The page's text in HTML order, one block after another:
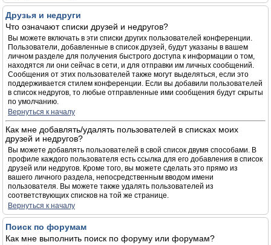
Друзья и недруги
Что означают списки друзей и недругов?
Вы можете включать в эти списки других пользователей конференции.
Пользователи, добавленные в список друзей, будут указаны в вашем
личном разделе для получения быстрого доступа к информации о том,
находятся ли они сейчас в сети, и для отправки им личных сообщений.
Сообщения от этих пользователей также могут выделяться, если это
поддерживается стилем конференции. Если вы добавили пользователей
в список недругов, то любые отправленные ими сообщения будут скрыты
по умолчанию.
Вернуться к началу
Как мне добавлять/удалять пользователей в списках моих
друзей и недругов?
Вы можете добавлять пользователей в свой список двумя способами. В
профиле каждого пользователя есть ссылка для его добавления в список
друзей или недругов. Кроме того, вы можете сделать это прямо из
вашего личного раздела, непосредственным вводом имени
пользователя. Вы можете также удалять пользователей из
соответствующих списков на той же странице.
Вернуться к началу
Поиск по форумам
Как мне выполнить поиск по форуму или форумам?